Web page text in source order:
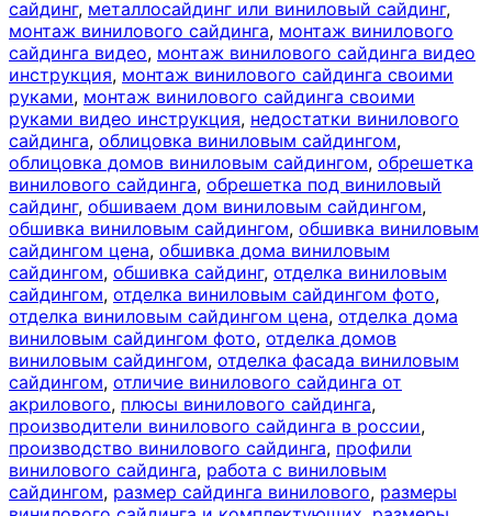
сайдинг, металлосайдинг или виниловый сайдинг,
монтаж винилового сайдинга, монтаж винилового
сайдинга видео, монтаж винилового сайдинга видео
инструкция, монтаж винилового сайдинга своими
руками, монтаж винилового сайдинга своими
руками видео инструкция, недостатки винилового
сайдинга, облицовка виниловым сайдингом,
облицовка домов виниловым сайдингом, обрешетка
винилового сайдинга, обрешетка под виниловый
сайдинг, обшиваем дом виниловым сайдингом,
обшивка виниловым сайдингом, обшивка виниловым
сайдингом цена, обшивка дома виниловым
сайдингом, обшивка сайдинг, отделка виниловым
сайдингом, отделка виниловым сайдингом фото,
отделка виниловым сайдингом цена, отделка дома
виниловым сайдингом фото, отделка домов
виниловым сайдингом, отделка фасада виниловым
сайдингом, отличие винилового сайдинга от
акрилового, плюсы винилового сайдинга,
производители винилового сайдинга в россии,
производство винилового сайдинга, профили
винилового сайдинга, работа с виниловым
сайдингом, размер сайдинга винилового, размеры